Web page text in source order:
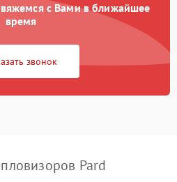
с Вами в ближайшее
время
звонок
Pard